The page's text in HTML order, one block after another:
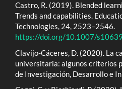
Castro, R. (2019). Blended
Trends and capabilities.
Technologies, 24, 2523–2546.
https://doi.org/10.1007/
Clavijo-Cáceres, D. (2020). La
universitaria: algunos criterios
de Investigación, Desarrollo e